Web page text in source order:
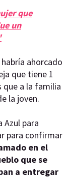
que
un
ahorcado
que tiene 1
a la familia
la joven.
Azul para
para confirmar
en el
que se
a entregar